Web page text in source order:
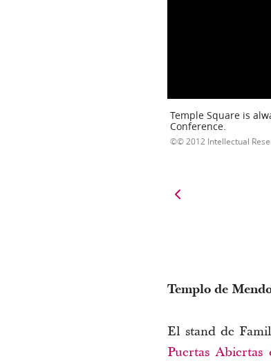
Temple Square is
Conference.
© 2012 Intellectual
Templo de
El stand de
Puertas